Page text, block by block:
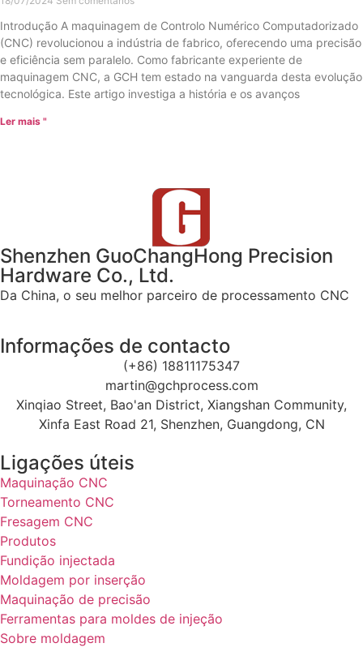
Introdução A maquinagem de Controlo Numérico Computadorizado
(CNC) revolucionou a indústria de fabrico, oferecendo uma precisão
e eficiência sem paralelo. Como fabricante experiente de
maquinagem CNC, a GCH tem estado na vanguarda desta evolução
tecnológica. Este artigo investiga a história e os avanços
Ler mais "
Shenzhen GuoChangHong Precision
Hardware Co., Ltd.
Da China, o seu melhor parceiro de processamento CNC
Informações de contacto
(+86) 18811175347
martin@gchprocess.com
Xinqiao Street, Bao'an District, Xiangshan Community,
Xinfa East Road 21, Shenzhen, Guangdong, CN
Ligações úteis
Maquinação CNC
Torneamento CNC
Fresagem CNC
Produtos
Fundição injectada
Moldagem por inserção
Maquinação de precisão
Ferramentas para moldes de injeção
Sobre moldagem